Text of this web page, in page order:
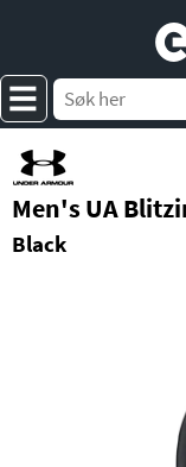
Men's UA
Black